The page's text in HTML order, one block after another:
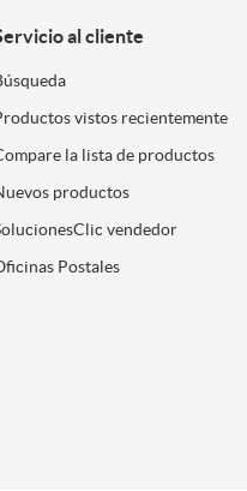
al cliente
vistos recientemente
la lista de productos
productos
vendedor
Postales